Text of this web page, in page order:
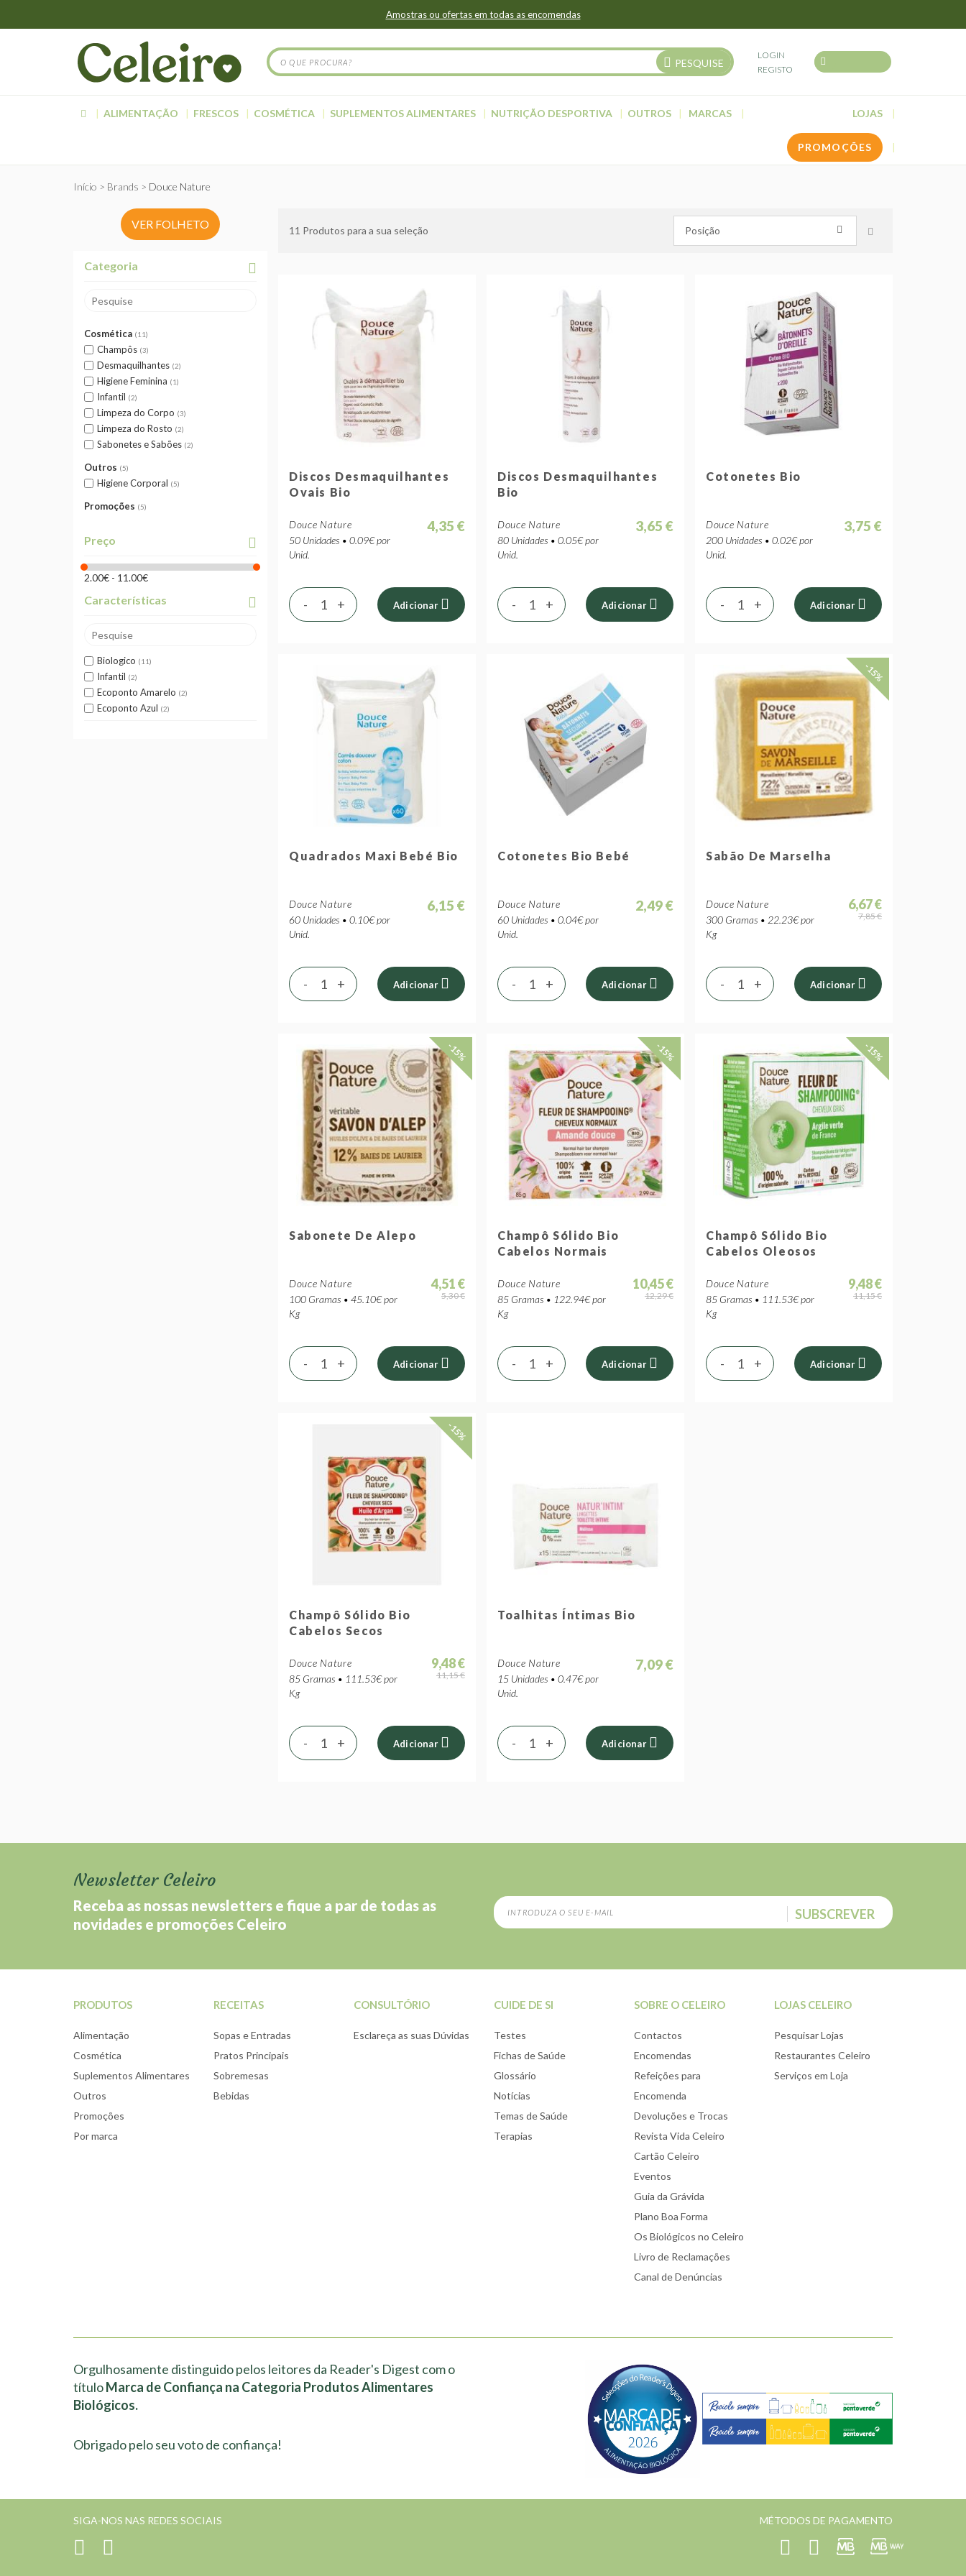
Amostras ou ofertas em todas as encomendas
PESQUISE
LOGIN
REGISTO
ALIMENTAÇÃO FRESCOS COSMÉTICA SUPLEMENTOS ALIMENTARES NUTRIÇÃO DESPORTIVA OUTROS MARCAS LOJAS
PROMOÇÕES
Início Brands Douce Nature
11 Produtos para a sua seleção
Discos Desmaquilhantes
Ovais Bio
Douce Nature
50 Unidades • 0.09€ por
Unid.
4,35 €
+
- Adicionar
Discos Desmaquilhantes
Bio
Douce Nature
80 Unidades • 0.05€ por
Unid.
3,65 €
+
- Adicionar
Cotonetes Bio
Douce Nature
200 Unidades • 0.02€ por
Unid.
3,75 €
+
- Adicionar
Quadrados Maxi Bebé Bio
Douce Nature
60 Unidades • 0.10€ por
Unid.
6,15 €
+
- Adicionar
Cotonetes Bio Bebé
Douce Nature
60 Unidades • 0.04€ por
Unid.
2,49 €
+
- Adicionar
-15%
Sabão De Marselha
Douce Nature
300 Gramas • 22.23€ por
Kg
6,67 €
7,85 €
+
- Adicionar
-15%
Sabonete De Alepo
Douce Nature
100 Gramas • 45.10€ por
Kg
4,51 €
5,30 €
+
- Adicionar
-15%
Champô Sólido Bio
Cabelos Normais
Douce Nature
85 Gramas • 122.94€ por
Kg
10,45 €
12,29 €
+
- Adicionar
-15%
Champô Sólido Bio
Cabelos Oleosos
Douce Nature
85 Gramas • 111.53€ por
Kg
9,48 €
11,15 €
+
- Adicionar
-15%
Champô Sólido Bio
Cabelos Secos
Douce Nature
85 Gramas • 111.53€ por
Kg
9,48 €
11,15 €
+
- Adicionar
Toalhitas Íntimas Bio
Douce Nature
15 Unidades • 0.47€ por
Unid.
7,09 €
+
- Adicionar
VER FOLHETO
Categoria
Cosmética 11
Champôs 3
Desmaquilhantes 2
Higiene Feminina 1
Infantil 2
Limpeza do Corpo 3
Limpeza do Rosto 2
Sabonetes e Sabões 2
Outros 5
Higiene Corporal 5
Promoções 5
Preço
2.00€ - 11.00€
Características
Biologico 11
Infantil 2
Ecoponto Amarelo 2
Ecoponto Azul 2
Newsletter Celeiro
Receba as nossas newsletters e fique a par de todas as
novidades e promoções Celeiro
SUBSCREVER
PRODUTOS
Alimentação
Cosmética
Suplementos Alimentares
Outros
Promoções
Por marca
RECEITAS
Sopas e Entradas
Pratos Principais
Sobremesas
Bebidas
CONSULTÓRIO
Esclareça as suas Dúvidas
CUIDE DE SI
Testes
Fichas de Saúde
Glossário
Notícias
Temas de Saúde
Terapias
SOBRE O CELEIRO
Contactos
Encomendas
Refeições para
Encomenda
Devoluções e Trocas
Revista Vida Celeiro
Cartão Celeiro
Eventos
Guia da Grávida
Plano Boa Forma
Os Biológicos no Celeiro
Livro de Reclamações
Canal de Denúncias
LOJAS CELEIRO
Pesquisar Lojas
Restaurantes Celeiro
Serviços em Loja
Orgulhosamente distinguido pelos leitores da Reader's Digest com o
títuloMarca de Confiança na Categoria Produtos Alimentares
Biológicos.
Obrigado pelo seu voto de confiança!
SIGA-NOS NAS REDES SOCIAIS MÉTODOS DE PAGAMENTO